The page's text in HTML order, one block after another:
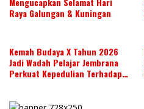
Raya Galungan & Kuningan
Kemah Budaya X Tahun 2026
Jadi Wadah Pelajar Jembrana
Perkuat Kepedulian Terhadap